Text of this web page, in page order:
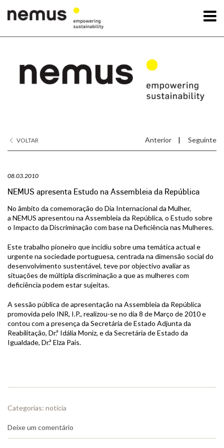
Notícias
Contactos
VOLTAR Anterior | Seguinte
08.03.2010
NEMUS apresenta Estudo na Assembleia da República
No âmbito da comemoração do Dia Internacional da Mulher,
a NEMUS apresentou na Assembleia da República, o Estudo sobre
o Impacto da Discriminação com base na Deficiência nas Mulheres.
Este trabalho pioneiro que incidiu sobre uma temática actual e
urgente na sociedade portuguesa, centrada na dimensão social do
desenvolvimento sustentável, teve por objectivo avaliar as
situações de múltipla discriminação a que as mulheres com
deficiência podem estar sujeitas.
A sessão pública de apresentação na Assembleia da República
promovida pelo INR, I.P., realizou-se no dia 8 de Março de 2010 e
contou com a presença da Secretária de Estado Adjunta da
Reabilitação, Dr.ª Idália Moniz, e da Secretária de Estado da
Igualdade, Dr.ª Elza Pais.
Categorias: notícia
Deixe um comentário